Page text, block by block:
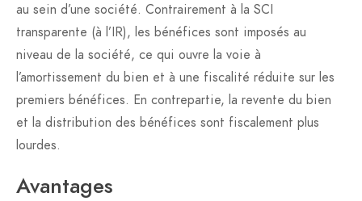
au sein d’une société. Contrairement à la SCI
transparente (à l’IR), les bénéfices sont imposés au
niveau de la société, ce qui ouvre la voie à
l’amortissement du bien et à une fiscalité réduite sur les
premiers bénéfices. En contrepartie, la revente du bien
et la distribution des bénéfices sont fiscalement plus
lourdes.
Avantages